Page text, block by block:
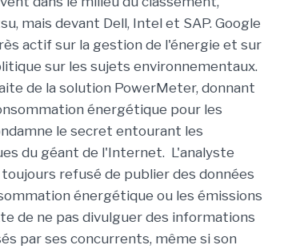
mais devant Dell, Intel et SAP. Google
actif sur la gestion de l'énergie et sur
sur les sujets environnementaux.
de la solution PowerMeter, donnant
énergétique pour les
le secret entourant les
du géant de l'Internet. L'analyste
refusé de publier des données
énergétique ou les émissions
de ne pas divulguer des informations
par ses concurrents, même si son